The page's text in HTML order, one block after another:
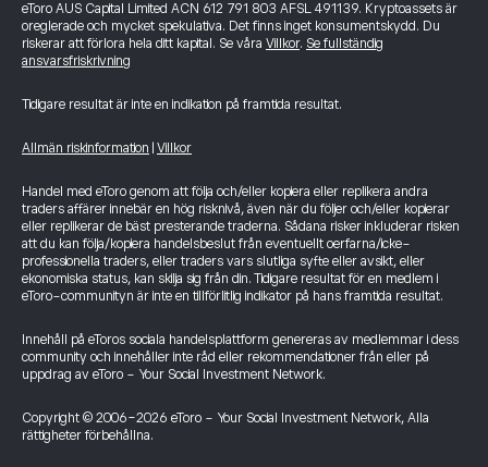
eToro AUS Capital Limited ACN 612 791 803 AFSL 491139. Kryptoassets är
oreglerade och mycket spekulativa. Det finns inget konsumentskydd. Du
riskerar att förlora hela ditt kapital. Se våra Villkor. Se fullständig
ansvarsfriskrivning
Tidigare resultat är inte en indikation på framtida resultat.
Allmän riskinformation Villkor
Handel med eToro genom att följa och/eller kopiera eller replikera andra
traders affärer innebär en hög risknivå, även när du följer och/eller kopierar
eller replikerar de bäst presterande traderna. Sådana risker inkluderar risken
att du kan följa/kopiera handelsbeslut från eventuellt oerfarna/icke-
professionella traders, eller traders vars slutliga syfte eller avsikt, eller
ekonomiska status, kan skilja sig från din. Tidigare resultat för en medlem i
eToro-communityn är inte en tillförlitlig indikator på hans framtida resultat.
Innehåll på eToros sociala handelsplattform genereras av medlemmar i dess
community och innehåller inte råd eller rekommendationer från eller på
uppdrag av eToro - Your Social Investment Network.
Copyright © 2006-2026 eToro - Your Social Investment Network, Alla
rättigheter förbehållna.